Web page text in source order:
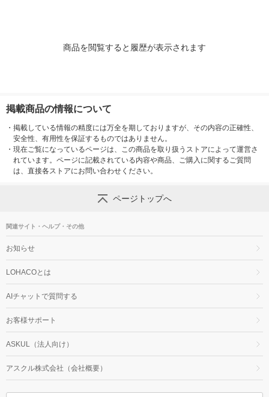
商品を閲覧すると履歴が表示されます
掲載商品の情報について
・ 掲載している情報の精度には万全を期しておりますが、その内容の正確性、
安全性、有用性を保証するものではありません。
・ 現在ご覧になっているページは、この商品を取り扱うストアによって運営さ
れています。ページに記載されている内容や商品、ご購入に関するご質問
は、直接各ストアにお問い合わせください。
ページトップへ
関連サイト・ヘルプ・その他
お知らせ
LOHACOとは
AIチャットで質問する
お客様サポート
ASKUL（法人向け）
アスクル株式会社（会社概要）